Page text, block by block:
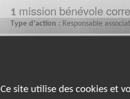
1 mission bénévole
Type d'action : Responsable
Ce site utilise des cookies et